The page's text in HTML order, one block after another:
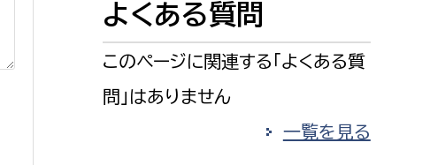
監査事務局
よくある質問
このページに関連する「よくある質
問」はありません
一覧を見る